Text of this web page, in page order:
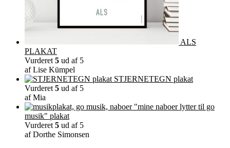
ALS
PLAKAT
Vurderet 5 ud af 5
af Lise Kümpel
STJERNETEGN plakat
Vurderet 5 ud af 5
af Mia
"mine naboer lytter til go
musik" plakat
Vurderet 5 ud af 5
af Dorthe Simonsen